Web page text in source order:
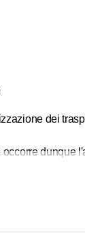
dei
dunque